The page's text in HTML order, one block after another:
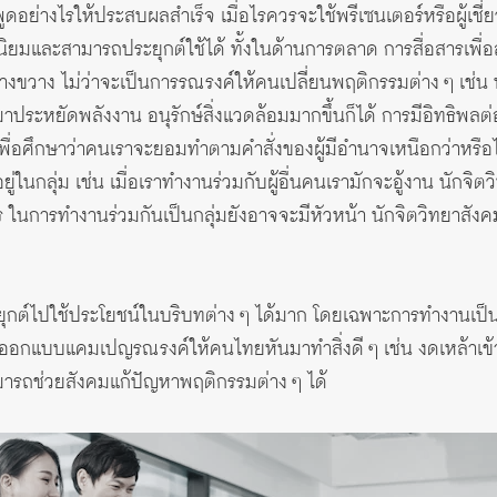
อย่างไรให้ประสบผลสำเร็จ เมื่อไรควรจะใช้พรีเซนเตอร์หรือผู้
มและสามารถประยุกต์ใช้ได้ ทั้งในด้านการตลาด การสื่อสารเ
ขวาง ไม่ว่าจะเป็นการรณรงค์ให้คนเปลี่ยนพฤติกรรมต่าง ๆ เช่
ประหยัดพลังงาน อนุรักษ์สิ่งแวดล้อมมากขึ้นก็ได้ การมีอิทธิพลต่
กษาว่าคนเราจะยอมทำตามคำสั่งของผู้มีอำนาจเหนือกว่าหรื
ในกลุ่ม เช่น เมื่อเราทำงานร่วมกับผู้อื่นคนเรามักจะอู้งาน นักจิ
ในการทำงานร่วมกันเป็นกลุ่มยังอาจจะมีหัวหน้า นักจิตวิทยาสัง
ต์ไปใช้ประโยชน์ในบริบทต่าง ๆ ได้มาก โดยเฉพาะการทำงาน
กแบบแคมเปญรณรงค์ให้คนไทยหันมาทำสิ่งดี ๆ เช่น งดเหล้าเ
ถช่วยสังคมแก้ปัญหาพฤติกรรมต่าง ๆ ได้